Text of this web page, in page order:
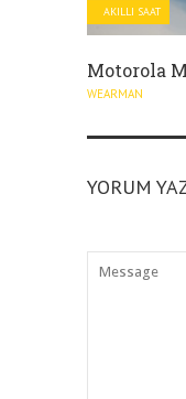
AKILLI SAAT
Motorola
WEARMAN
YORUM